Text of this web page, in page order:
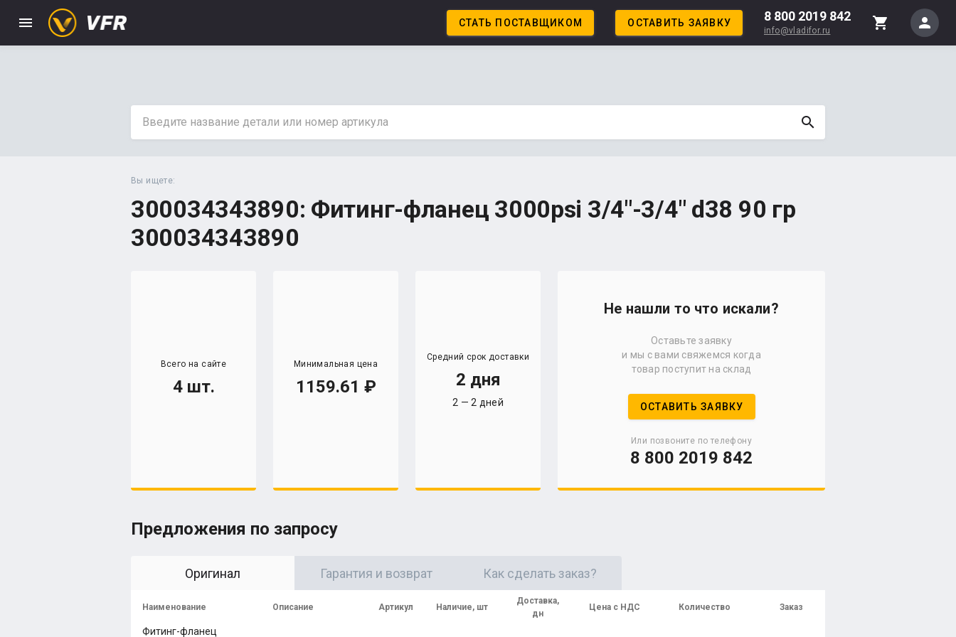
menu СТАТЬ ПОСТАВЩИКОМ ОСТАВИТЬ ЗАЯВКУ 8 800 2019 842
info@vladifor.ru shopping_cart person
search
Вы ищете:
300034343890: Фитинг-фланец 3000psi 3/4"-3/4" d38 90 гр
300034343890
Всего на сайте
4 шт.
Минимальная цена
1159.61
Средний срок доставки
2 дня
2 — 2 дней
Не нашли то что искали?
Оставьте заявку
и мы с вами свяжемся когда
товар поступит на склад
ОСТАВИТЬ ЗАЯВКУ
Или позвоните по телефону
8 800 2019 842
Предложения по запросу
Оригинал Гарантия и возврат Как сделать заказ?
Наименование Описание Артикул Наличие, шт
Доставка,
дн
Цена с НДС Количество Заказ
Фитинг-фланец